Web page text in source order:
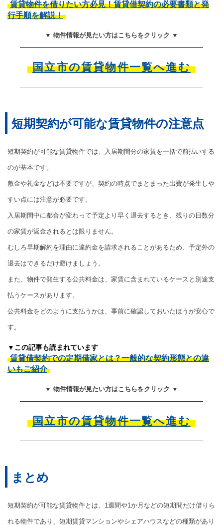
賃貸物件を借りたい方必見！賃貸借契約の必要書類と発
行手順を解説！
▼ 物件情報が見たい方はこちらをクリック ▼
国立市の賃貸物件一覧へ進む
短期契約が可能な賃貸物件の注意点
短期契約が可能な賃貸物件では、入居期間分の家賃を一括で前払いする
のが基本です。
敷金や礼金などは不要ですが、契約の時点でまとまった出費が発生しや
すい点には注意が必要です。
入居期間中に都合が変わって予定より早く退去するとき、残りの日数分
の家賃が返金されるとは限りません。
むしろ早期解約を理由に違約金を請求されることがあるため、予定外の
退去はできるだけ避けましょう。
また、物件で発生する公共料金は、家賃に含まれているケースと別途支
払うケースがあります。
公共料金をどのように支払うかは、事前に確認しておいたほうが安心で
す。
▼この記事も読まれています
賃貸借契約での定期借家とは？一般的な契約形態との違
いもご紹介
▼ 物件情報が見たい方はこちらをクリック ▼
国立市の賃貸物件一覧へ進む
まとめ
短期契約が可能な賃貸物件とは、1週間や1か月などの短期間だけ借りら
れる物件であり、短期賃貸マンションやシェアハウスなどの種類があり